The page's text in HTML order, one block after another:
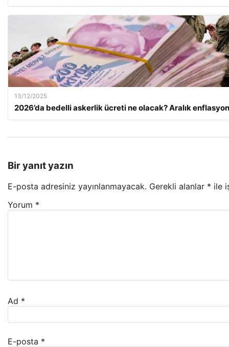
13/12/2025
2026’da bedelli askerlik ücreti ne olacak? Aralık
Bir yanıt yazın
E-posta adresiniz yayınlanmayacak. Gerekli alanlar * ile
Yorum *
Ad *
E-posta *